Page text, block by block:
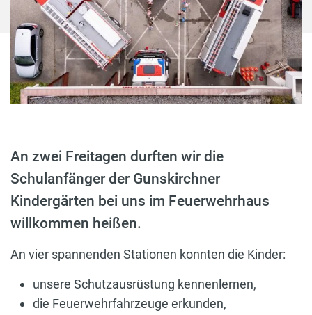
An zwei Freitagen durften wir die
Schulanfänger der Gunskirchner
Kindergärten bei uns im Feuerwehrhaus
willkommen heißen.
An vier spannenden Stationen konnten die Kinder:
unsere Schutzausrüstung kennenlernen,
die Feuerwehrfahrzeuge erkunden,